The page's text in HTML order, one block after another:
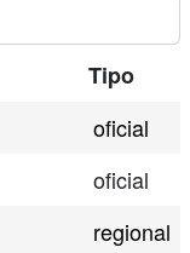
Tipo
oficial
oficial
regional